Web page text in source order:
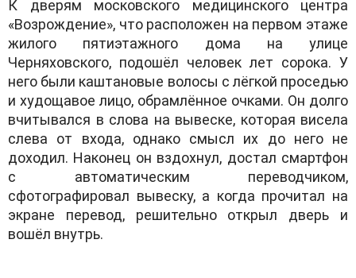
К дверям московского медицинского центра
«Возрождение», что расположен на первом этаже
жилого пятиэтажного дома на улице
Черняховского, подошёл человек лет сорока. У
него были каштановые волосы с лёгкой проседью
и худощавое лицо, обрамлённое очками. Он долго
вчитывался в слова на вывеске, которая висела
слева от входа, однако смысл их до него не
доходил. Наконец он вздохнул, достал смартфон
с автоматическим переводчиком,
сфотографировал вывеску, а когда прочитал на
экране перевод, решительно открыл дверь и
вошёл внутрь.